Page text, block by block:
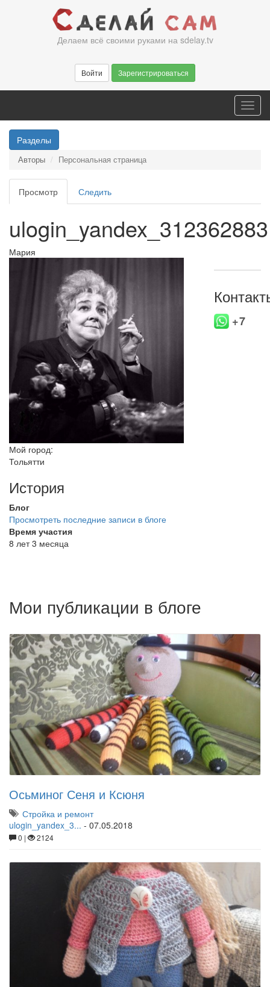
Делаем всё своими руками на sdelay.tv
Войти Зарегистрироваться
Разделы
Авторы Персональная страница
Главные
вкладки
Просмотр (активная
вкладка)
Следить
ulogin_yandex_312362883
Мария
+7
Мой город:
Тольятти
История
Блог
Просмотреть последние записи в блоге
Время участия
8 лет 3 месяца
Мои публикации в блоге
Осьминог Сеня и Ксюня
Стройка и ремонт
ulogin_yandex_3... - 07.05.2018
0 | 2124